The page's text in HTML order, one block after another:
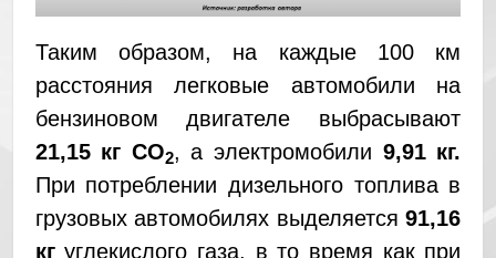
Таким образом, на каждые 100 км
расстояния легковые автомобили на
бензиновом двигателе выбрасывают
21,15 кг СО2, а электромобили 9,91 кг.
При потреблении дизельного топлива в
грузовых автомобилях выделяется91,16
кгуглекислого газа, в то время как при